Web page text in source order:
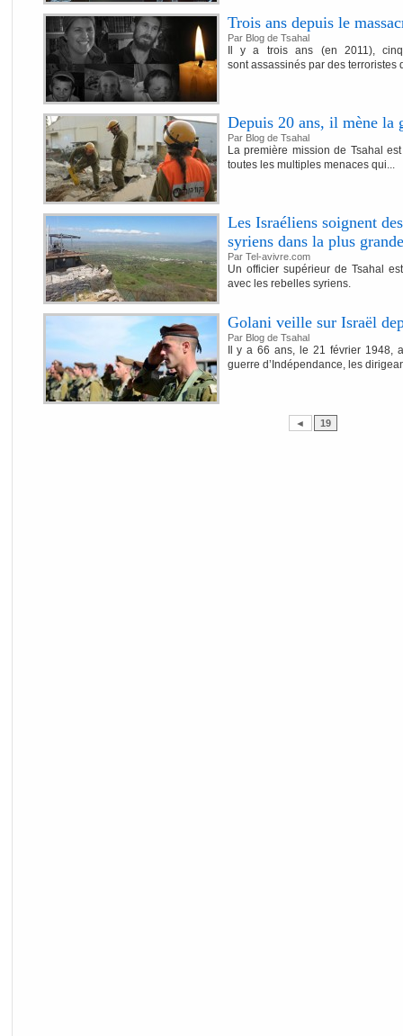
Trois ans depuis le
Par Blog de Tsahal
Il y a trois ans (en 2011),
sont assassinés par des terroristes
Depuis 20 ans, il mène la
Par Blog de Tsahal
La première mission de Tsahal
toutes les multiples menaces qui...
Les Israéliens soignent
syriens dans la plus
Par Tel-avivre.com
Un officier supérieur de Tsahal
avec les rebelles syriens.
Golani veille sur Israël
Par Blog de Tsahal
Il y a 66 ans, le 21 février 1948,
guerre d’Indépendance, les
◄ 19